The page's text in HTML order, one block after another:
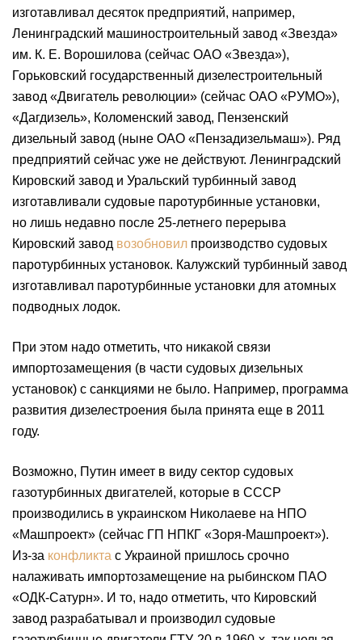
изготавливал десяток предприятий, например,
Ленинградский машиностроительный завод «Звезда»
им. К. Е. Ворошилова (сейчас ОАО «Звезда»),
Горьковский государственный дизелестроительный
завод «Двигатель революции» (сейчас ОАО «РУМО»),
«Дагдизель», Коломенский завод, Пензенский
дизельный завод (ныне ОАО «Пензадизельмаш»). Ряд
предприятий сейчас уже не действуют. Ленинградский
Кировский завод и Уральский турбинный завод
изготавливали судовые паротурбинные установки,
но лишь недавно после 25-летнего перерыва
Кировский завод возобновил производство судовых
паротурбинных установок. Калужский турбинный завод
изготавливал паротурбинные установки для атомных
подводных лодок.
При этом надо отметить, что никакой связи
импортозамещения (в части судовых дизельных
установок) с санкциями не было. Например, программа
развития дизелестроения была принята еще в 2011
году.
Возможно, Путин имеет в виду сектор судовых
газотурбинных двигателей, которые в СССР
производились в украинском Николаеве на НПО
«Машпроект» (сейчас ГП НПКГ «Зоря-Машпроект»).
Из-за конфликта с Украиной пришлось срочно
налаживать импортозамещение на рыбинском ПАО
«ОДК-Сатурн». И то, надо отметить, что Кировский
завод разрабатывал и производил судовые